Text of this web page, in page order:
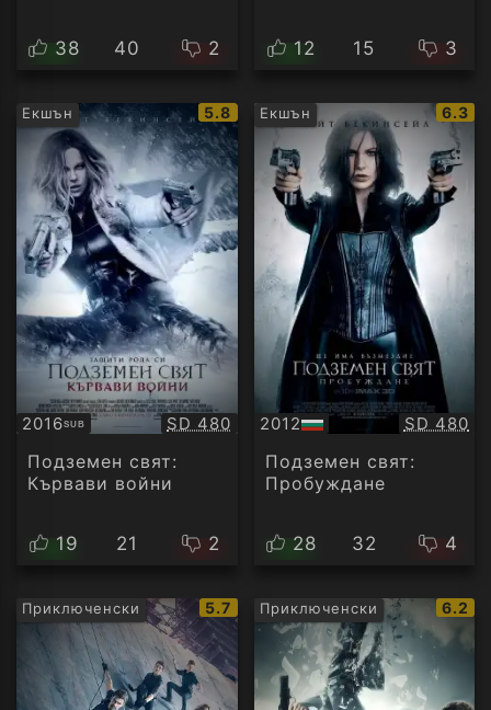
38 40 2 12 15 3
Екшън
IMDb
рейтинг:
5.8
2016SUB
Субтитри Качество:
SD 480
Подземен свят:
Кървави войни
19 21 2
Екшън
IMDb
6.3
2012
БГ
аудио
SD 480
Подземен свят:
Пробуждане
28 32 4
Приключенски
IMDb
рейтинг:
5.7 Приключенски
IMDb
6.2